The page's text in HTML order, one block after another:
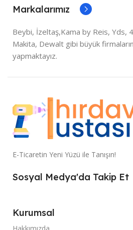
Markalarımız
Beybi, İzeltaş,Kama by Reis, Yds,
Makita, Dewalt gibi büyük
yapmaktayız.
E-Ticaretin Yeni Yüzü ile Tanışın!
Sosyal Medya'da Takip Et
Kurumsal